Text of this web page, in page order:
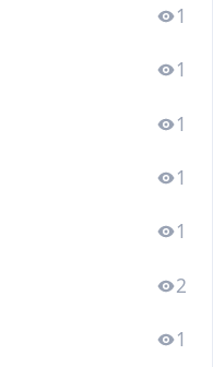
1
1
1
1
1
2
1